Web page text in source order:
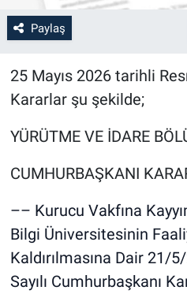
Paylaş
25 Mayıs 2026 tarihli
Kararlar şu şekilde;
YÜRÜTME VE İDARE
CUMHURBAŞKANI
–– Kurucu Vakfına
Bilgi Üniversitesinin
Kaldırılmasına Dair 21/
Sayılı Cumhurbaşkanı